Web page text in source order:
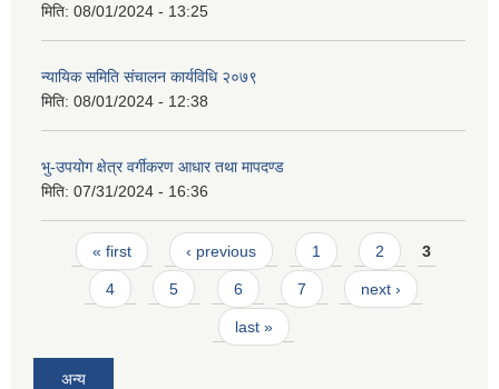
मिति: 08/01/2024 - 13:25
न्यायिक समिति संचालन कार्यविधि २०७९
मिति: 08/01/2024 - 12:38
भु-उपयोग क्षेत्र वर्गीकरण आधार तथा मापदण्ड
मिति: 07/31/2024 - 16:36
Pages
« first ‹ previous 1 2 3
4 5 6 7 next ›
last »
अन्य